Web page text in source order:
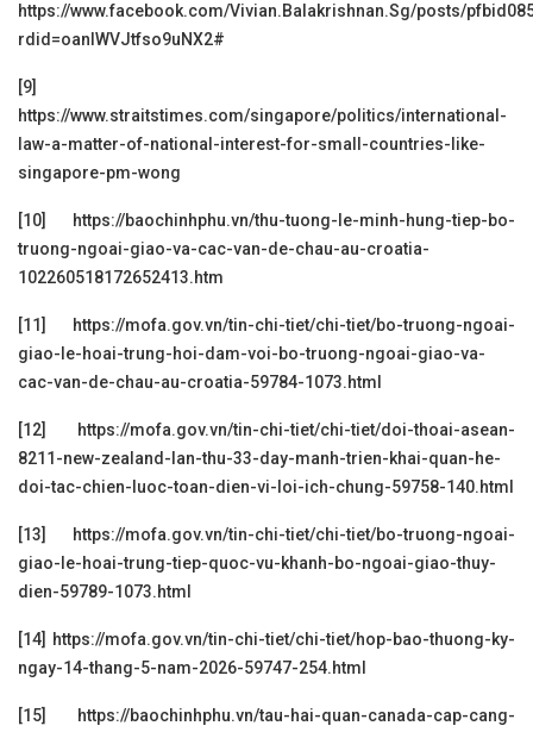
https://www.facebook.com/Vivian.Balakrishnan.Sg/posts/
rdid=oanIWVJtfso9uNX2#
[9]
https://www.straitstimes.com/singapore/politics/international-
law-a-matter-of-national-interest-for-small-countries-like-
singapore-pm-wong
[10]
https://baochinhphu.vn/thu-tuong-le-minh-hung-tiep-bo-
truong-ngoai-giao-va-cac-van-de-chau-au-croatia-
102260518172652413.htm
[11]
https://mofa.gov.vn/tin-chi-tiet/chi-tiet/bo-truong-ngoai-
giao-le-hoai-trung-hoi-dam-voi-bo-truong-ngoai-giao-va-
cac-van-de-chau-au-croatia-59784-1073.html
[12]
https://mofa.gov.vn/tin-chi-tiet/chi-tiet/doi-thoai-asean-
8211-new-zealand-lan-thu-33-day-manh-trien-khai-quan-he-
doi-tac-chien-luoc-toan-dien-vi-loi-ich-chung-59758-140.html
[13]
https://mofa.gov.vn/tin-chi-tiet/chi-tiet/bo-truong-ngoai-
giao-le-hoai-trung-tiep-quoc-vu-khanh-bo-ngoai-giao-thuy-
dien-59789-1073.html
[14]
https://mofa.gov.vn/tin-chi-tiet/chi-tiet/hop-bao-thuong-ky-
ngay-14-thang-5-nam-2026-59747-254.html
[15]
https://baochinhphu.vn/tau-hai-quan-canada-cap-cang-